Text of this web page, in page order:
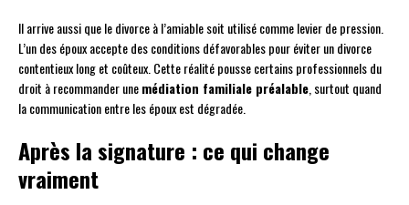
Il arrive aussi que le divorce à l’amiable soit utilisé comme levier de pression.
L’un des époux accepte des conditions défavorables pour éviter un divorce
contentieux long et coûteux. Cette réalité pousse certains professionnels du
droit à recommander unemédiation familiale préalable , surtout quand
la communication entre les époux est dégradée.
Après la signature : ce qui change
vraiment